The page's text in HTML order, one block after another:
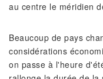
au centre le méridien
Beaucoup de pays
considérations
on passe à l'heure